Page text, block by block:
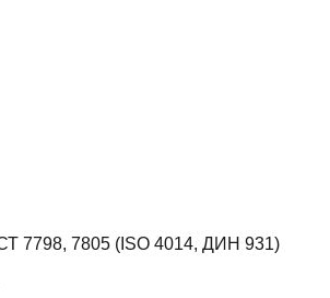
7798, 7805 (ISO 4014, ДИН 931)